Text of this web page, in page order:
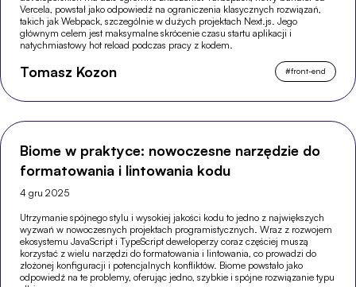
Vercela, powstał jako odpowiedź na ograniczenia klasycznych rozwiązań,
takich jak Webpack, szczególnie w dużych projektach Next.js. Jego
głównym celem jest maksymalne skrócenie czasu startu aplikacji i
natychmiastowy hot reload podczas pracy z kodem.
Tomasz Kozon #front-end
Biome w praktyce: nowoczesne narzędzie do
formatowania i lintowania kodu
4 gru 2025
Utrzymanie spójnego stylu i wysokiej jakości kodu to jedno z największych
wyzwań w nowoczesnych projektach programistycznych. Wraz z rozwojem
ekosystemu JavaScript i TypeScript deweloperzy coraz częściej muszą
korzystać z wielu narzędzi do formatowania i lintowania, co prowadzi do
złożonej konfiguracji i potencjalnych konfliktów. Biome powstało jako
odpowiedź na te problemy, oferując jedno, szybkie i spójne rozwiązanie typu